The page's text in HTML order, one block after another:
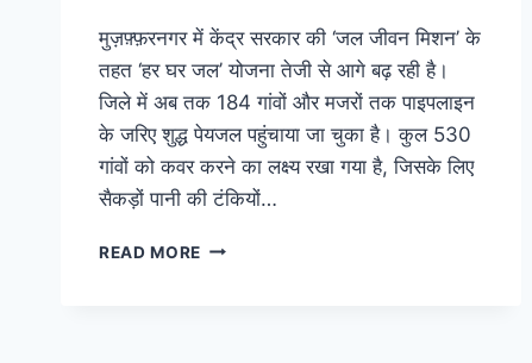
मुज़फ़्फ़रनगर में केंद्र सरकार की ‘जल जीवन मिशन’ के
तहत ‘हर घर जल’ योजना तेजी से आगे बढ़ रही है।
जिले में अब तक 184 गांवों और मजरों तक पाइपलाइन
के जरिए शुद्ध पेयजल पहुंचाया जा चुका है। कुल 530
गांवों को कवर करने का लक्ष्य रखा गया है, जिसके लिए
सैकड़ों पानी की टंकियों…
READ MORE